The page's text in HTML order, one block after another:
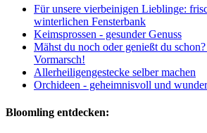
Für unsere vierbeinigen Lieblinge:
winterlichen Fensterbank
Keimsprossen - gesunder Genuss
Mähst du noch oder genießt du
Vormarsch!
Allerheiligengestecke selber machen
Orchideen - geheimnisvoll und
Bloomling entdecken: